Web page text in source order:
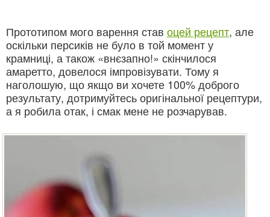
Прототипом мого варення став оцей рецепт, але
оскільки персиків не було в той момент у
крамниці, а також «внєзапно!» скінчилося
амаретто, довелося імпровізувати. Тому я
наголошую, що якщо ви хочете 100% доброго
результату, дотримуйтесь оригінальної рецептури,
а я робила отак, і смак мене не розчарував.